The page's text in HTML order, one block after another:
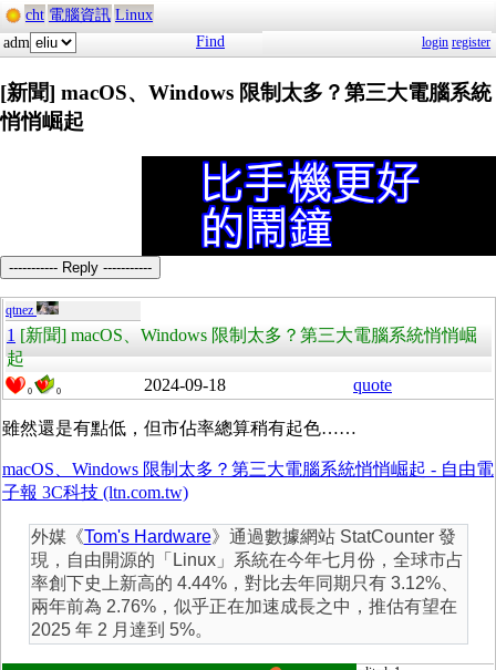
cht 電腦資訊 Linux
adm
Find login register
[新聞] macOS、Windows 限制太多？第三大電腦系統
悄悄崛起
----------- Reply -----------
qtnez
1 [新聞] macOS、Windows 限制太多？第三大電腦系統悄悄崛
起
0 0 2024-09-18 quote
雖然還是有點低，但市佔率總算稍有起色……
macOS、Windows 限制太多？第三大電腦系統悄悄崛起 - 自由電
子報 3C科技 (ltn.com.tw)
外媒《Tom's Hardware》通過數據網站 StatCounter 發
現，自由開源的「 Linux」系統在今年七月份，全球市占
率創下史上新高的 4.44%，對比去年同期只有 3.12%、
兩年前為 2.76%，似乎正在加速成長之中，推估有望在
2025 年 2 月達到 5%。